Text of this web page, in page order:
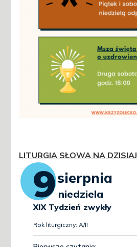
LITURGIA SŁOWA NA DZISIAJ